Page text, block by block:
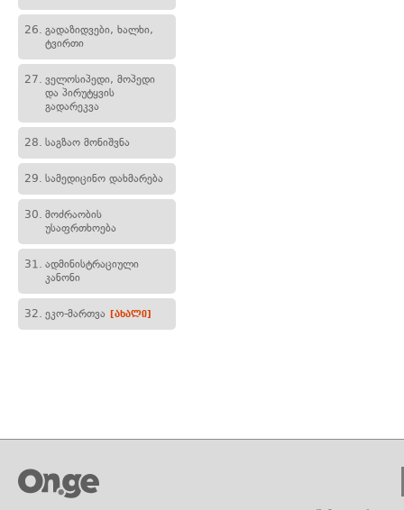
26. გადაზიდვები, ხალხი,
ტვირთი
27. ველოსიპედი, მოპედი
და პირუტყვის
გადარეკვა
28. საგზაო მონიშვნა
29. სამედიცინო დახმარება
30. მოძრაობის
უსაფრთხოება
31. ადმინისტრაციული
კანონი
32. ეკო-მართვა [ახალი]